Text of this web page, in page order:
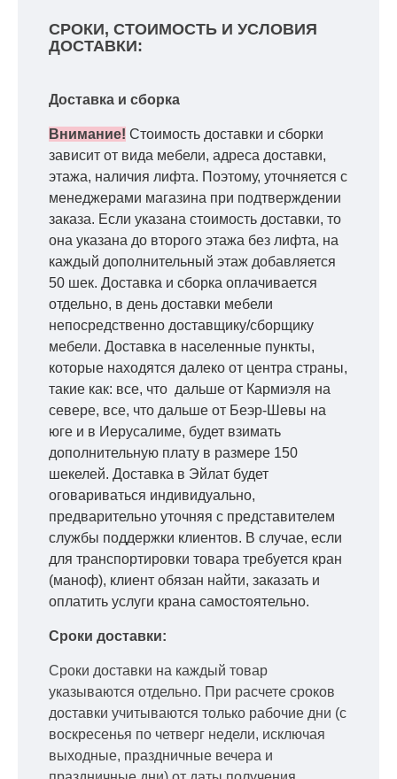
СРОКИ, СТОИМОСТЬ И УСЛОВИЯ
ДОСТАВКИ:
Доставка и сборка
Внимание! Стоимость доставки и сборки
зависит от вида мебели, адреса доставки,
этажа, наличия лифта. Поэтому, уточняется с
менеджерами магазина при подтверждении
заказа. Если указана стоимость доставки, то
она указана до второго этажа без лифта, на
каждый дополнительный этаж добавляется
50 шек. Доставка и сборка оплачивается
отдельно, в день доставки мебели
непосредственно доставщику/сборщику
мебели. Доставка в населенные пункты,
которые находятся далеко от центра страны,
такие как: все, что дальше от Кармиэля на
севере, все, что дальше от Беэр-Шевы на
юге и в Иерусалиме, будет взимать
дополнительную плату в размере 150
шекелей. Доставка в Эйлат будет
оговариваться индивидуально,
предварительно уточняя с представителем
службы поддержки клиентов. В случае, если
для транспортировки товара требуется кран
(маноф), клиент обязан найти, заказать и
оплатить услуги крана самостоятельно.
Сроки доставки:
Сроки доставки на каждый товар
указываются отдельно. При расчете сроков
доставки учитываются только рабочие дни (с
воскресенья по четверг недели, исключая
выходные, праздничные вечера и